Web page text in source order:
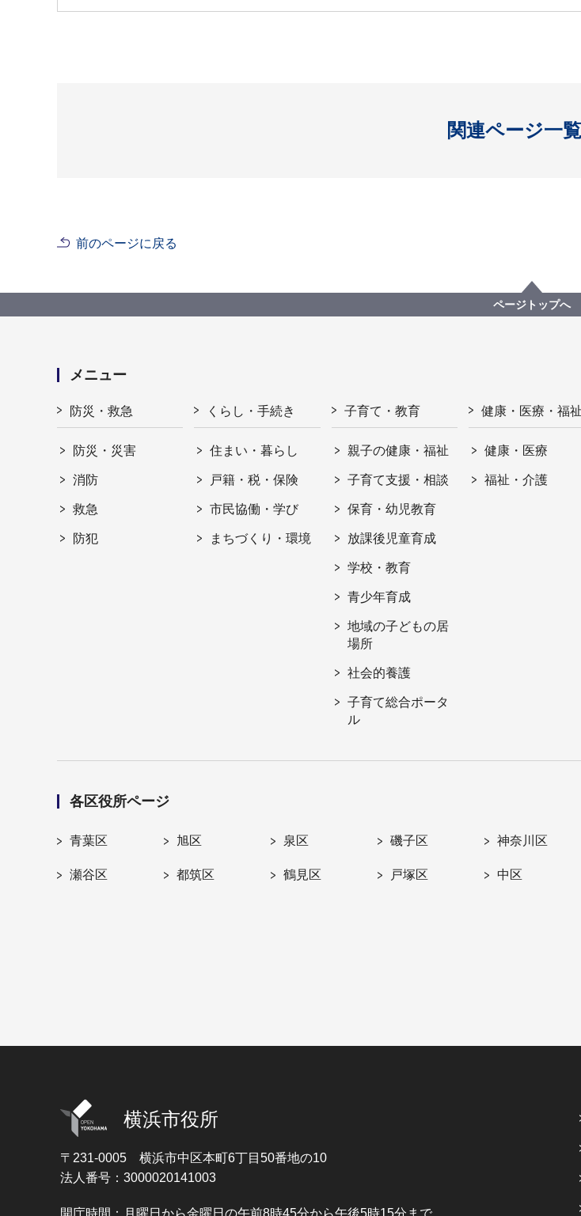
関連ページ一覧
開く
前のページに戻る
ページトップへ
メニュー
防災・救急
防災・災害
消防
救急
防犯
くらし・手続き
住まい・暮らし
戸籍・税・保険
市民協働・学び
まちづくり・環境
子育て・教育
親子の健康・福祉
子育て支援・相談
保育・幼児教育
放課後児童育成
学校・教育
青少年育成
地域の子どもの居
場所
社会的養護
子育て総合ポータ
ル
健康・医療・福祉
健康・医療
福祉・介護
各区役所ページ
青葉区 旭区 泉区 磯子区 神奈川区
瀬谷区 都筑区 鶴見区 戸塚区 中区
横浜市役所
〒231-0005 横浜市中区本町6丁目50番地の10
法人番号：3000020141003
開庁時間：月曜日から金曜日の午前8時45分から午後5時15分まで